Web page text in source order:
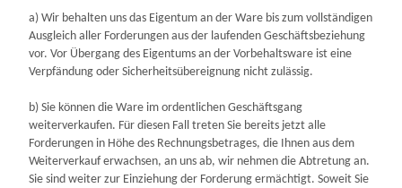
a) Wir behalten uns das Eigentum an der Ware bis zum vollständigen
Ausgleich aller Forderungen aus der laufenden Geschäftsbeziehung
vor. Vor Übergang des Eigentums an der Vorbehaltsware ist eine
Verpfändung oder Sicherheitsübereignung nicht zulässig.
b) Sie können die Ware im ordentlichen Geschäftsgang
weiterverkaufen. Für diesen Fall treten Sie bereits jetzt alle
Forderungen in Höhe des Rechnungsbetrages, die Ihnen aus dem
Weiterverkauf erwachsen, an uns ab, wir nehmen die Abtretung an.
Sie sind weiter zur Einziehung der Forderung ermächtigt. Soweit Sie